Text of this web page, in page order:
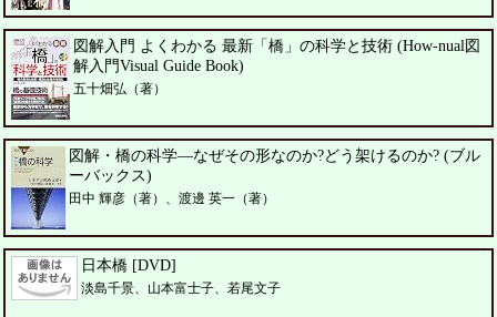
図解入門 よくわかる 最新「橋」の科学と技術 (How-nual図
解入門Visual Guide Book)
五十畑弘（著）
図解・橋の科学―なぜその形なのか?どう架けるのか? (ブル
ーバックス)
田中 輝彦（著）、渡邊 英一（著）
日本橋 [DVD]
淡島千景、山本富士子、若尾文子